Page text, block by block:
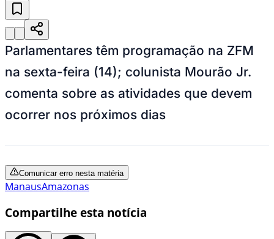
Parlamentares têm programação na ZFM
na sexta-feira (14); colunista Mourão Jr.
comenta sobre as atividades que devem
ocorrer nos próximos dias
Comunicar erro nesta matéria
ManausAmazonas
Compartilhe esta notícia